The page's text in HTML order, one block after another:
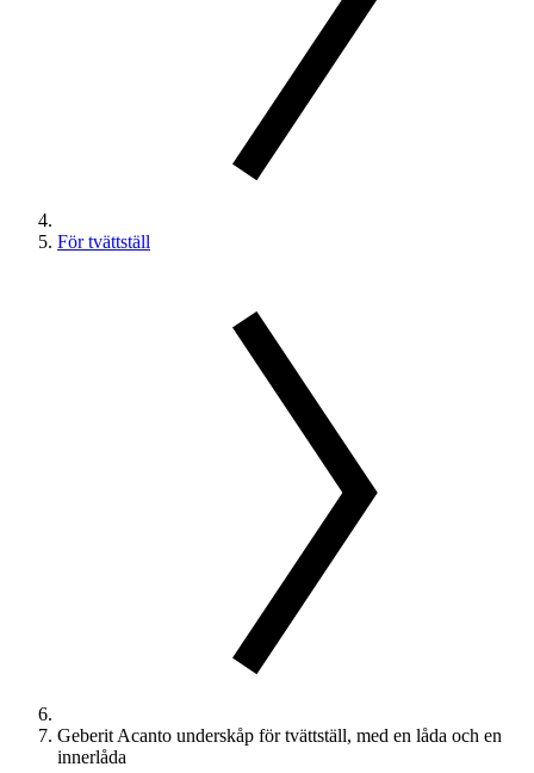
För tvättställ
Geberit Acanto underskåp för tvättställ, med en låda och en
innerlåda